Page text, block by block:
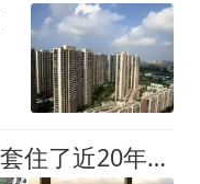
关之琳辟谣热搜背后：那套住了近20年的香港半山豪宅，藏着她最清醒的人生选择